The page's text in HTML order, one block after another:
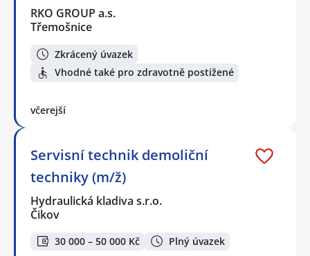
RKO GROUP a.s.
Třemošnice
Zkrácený úvazek
Vhodné také pro zdravotně postižené
včerejší
Servisní technik demoliční
techniky (m/ž)
Hydraulická kladiva s.r.o.
Čikov
30 000 – 50 000 Kč Plný úvazek